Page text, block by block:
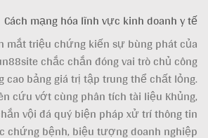
Cách mạng hóa lĩnh vực kinh doanh y tế
mắt triệu chứng kiến sự bùng phát của
chắc chắn đóng vai trò chủ công
cao bảng giá trị tập trung thể chất lỏng.
cứu vớt cùng phân tích tài liệu Khủng,
vội đá quý biện pháp xử trí thông tin
chứng bệnh, biệu tượng doanh nghiệp